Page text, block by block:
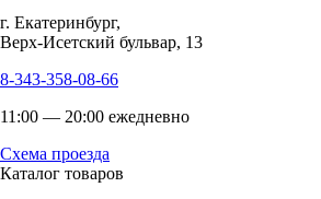
г. Екатеринбург,
Верх-Исетский бульвар, 13
8-343-358-08-66
11:00 — 20:00 ежедневно
Схема проезда
Каталог товаров